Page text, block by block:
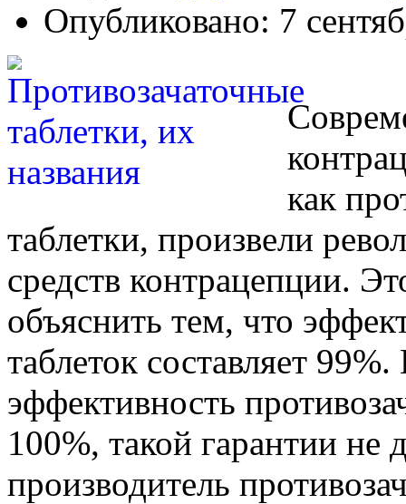
Опубликовано: 7
как
таблетки, произвели
средств контрацепции.
объяснить тем, что
таблеток составляет
эффективность
100%, такой гарантии не
производитель